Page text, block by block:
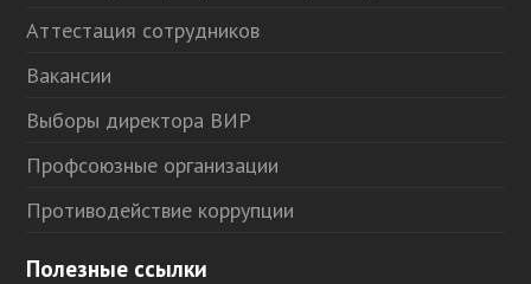
Аттестация сотрудников
Вакансии
Выборы директора ВИР
Профсоюзные организации
Противодействие коррупции
Полезные ссылки